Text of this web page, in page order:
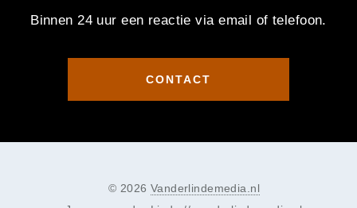
Binnen 24 uur een reactie via email of telefoon.
CONTACT
© 2026 Vanderlindemedia.nl